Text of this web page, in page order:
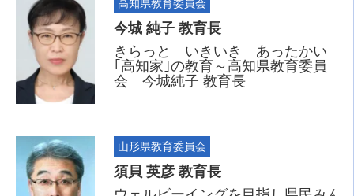
高知県教育委員会
今城 純子 教育長
きらっと いきいき あったかい
｢高知家｣の教育～高知県教育委員
会 今城純子 教育長
山形県教育委員会
須貝 英彦 教育長